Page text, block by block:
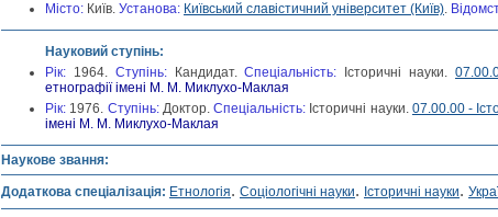
Місто: Київ. Установа: Київський славістичний університет (Київ).
Науковий ступінь:
Рік: 1964.Cтупінь: Кандидат.Спеціальність: Історичні науки.
етнографії імені М. М. Миклухо-Маклая
Рік: 1976. Cтупінь: Доктор.Спеціальність: Історичні науки. 07.00.00 -
імені М. М. Миклухо-Маклая
Наукове звання:
Додаткова спеціалізація: Етнологія. Соціологічні науки. Історичні науки.